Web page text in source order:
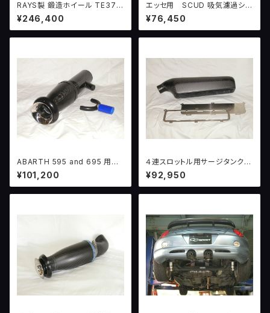
RAYS製 鍛造ホイール TE37
ブロンズ 限定生産品 6.0J-14
+38 114.3 4H
¥246,400
エッセ用 SCUD 吸気濾過シス
テム version1 ＋ ＢＯＡ
¥76,450
ABARTH 595 and 695 用
SCUD 吸気濾過システムver.3
or 4
¥101,200
４連スロットル用サージタンク
（汎用）
¥92,950